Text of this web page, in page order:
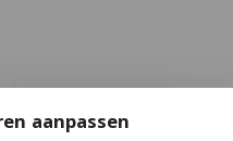
aanpassen